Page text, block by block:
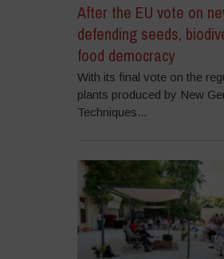
After the EU vote on
defending seeds,
food democracy
With its final vote on the
plants produced by New
Techniques...